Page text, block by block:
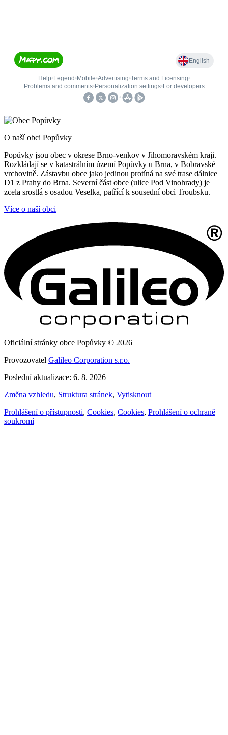
O naší obci Popůvky
Popůvky jsou obec v okrese Brno-venkov v Jihomoravském kraji.
Rozkládají se v katastrálním území Popůvky u Brna, v Bobravské
vrchovině. Zástavbu obce jako jedinou protíná na své trase dálnice
D1 z Prahy do Brna. Severní část obce (ulice Pod Vinohrady) je
zcela srostlá s osadou Veselka, patřící k sousední obci Troubsku.
Více o naší obci
Oficiální stránky obce Popůvky © 2026
Provozovatel Galileo Corporation s.r.o.
Poslední aktualizace: 6. 8. 2026
Změna vzhledu, Struktura stránek, Vytisknout
Prohlášení o přístupnosti, Cookies, Cookies, Prohlášení o ochraně
soukromí